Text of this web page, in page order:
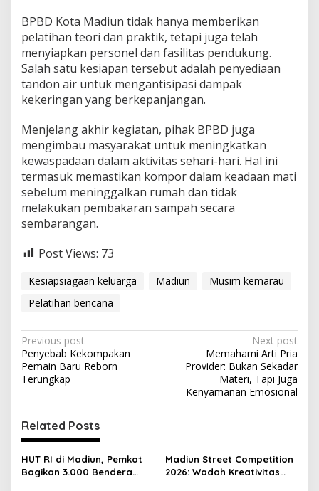
BPBD Kota Madiun tidak hanya memberikan
pelatihan teori dan praktik, tetapi juga telah
menyiapkan personel dan fasilitas pendukung.
Salah satu kesiapan tersebut adalah penyediaan
tandon air untuk mengantisipasi dampak
kekeringan yang berkepanjangan.
Menjelang akhir kegiatan, pihak BPBD juga
mengimbau masyarakat untuk meningkatkan
kewaspadaan dalam aktivitas sehari-hari. Hal ini
termasuk memastikan kompor dalam keadaan mati
sebelum meninggalkan rumah dan tidak
melakukan pembakaran sampah secara
sembarangan.
Post Views: 73
Kesiapsiagaan keluarga Madiun
Musim kemarau
Pelatihan bencana
P
o
s
n
a
v
Previous post
Penyebab Kekompakan
Pemain Baru Reborn
Terungkap
Next post
Memahami Arti Pria
Provider: Bukan Sekadar
Materi, Tapi Juga
Kenyamanan Emosional
Related Posts
HUT RI di Madiun, Pemkot
Bagikan 3.000 Bendera
Madiun Street Competition
2026: Wadah Kreativitas